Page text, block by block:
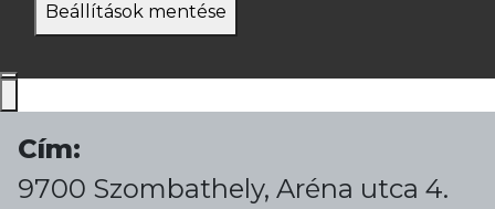
Beállítások mentése
Cím:
9700 Szombathely, Aréna utca 4.